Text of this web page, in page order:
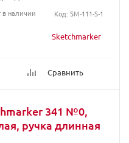
Sketchmarker
Сравнить
в наличии
Код: SM-111-S-1
341 №0,
ручка длинная